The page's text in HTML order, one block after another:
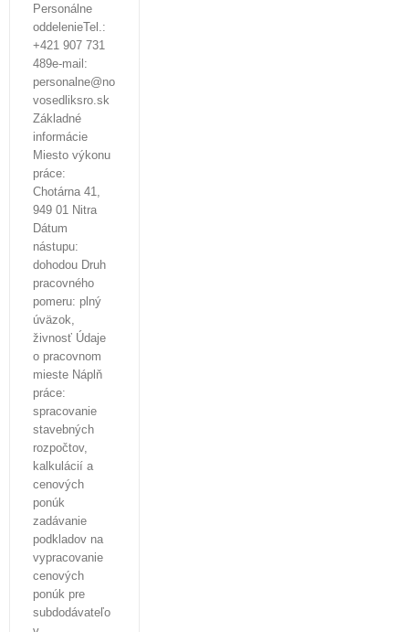
Personálne
oddelenieTel.:
+421 907 731
489e-mail:
personalne@no
vosedliksro.sk
Základné
informácie
Miesto výkonu
práce:
Chotárna 41,
949 01 Nitra
Dátum
nástupu:
dohodou Druh
pracovného
pomeru: plný
úväzok,
živnosť Údaje
o pracovnom
mieste Náplň
práce:
spracovanie
stavebných
rozpočtov,
kalkulácií a
cenových
ponúk
zadávanie
podkladov na
vypracovanie
cenových
ponúk pre
subdodávateľo